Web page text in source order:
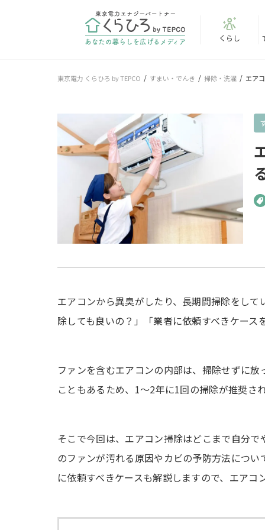
くらし
東京電力 くらひろ by TEPCO すまい・でんき 掃除・洗濯 エア
エアコンから異臭がしたり、長期間掃除をし
除しても良いの？」「業者に依頼すべきケー
ファンを含むエアコンの内部は、掃除せずに
こともあるため、1～2年に1回の掃除が推奨さ
そこで今回は、エアコン掃除はどこまで自分
のファンが汚れる原因やカビの予防方法につ
に依頼すべきケースも解説しますので、エア